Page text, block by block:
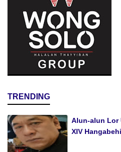
TRENDING
Alun-alun Lor
XIV Hangabehi